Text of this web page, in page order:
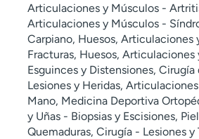
Articulaciones y Músculos -
Articulaciones y Músculos -
Carpiano, Huesos, Articulaciones
Fracturas, Huesos, Articulaciones
Esguinces y Distensiones, Cirugía
Lesiones y Heridas,
Mano, Medicina Deportiva
y Uñas - Biopsias y Escisiones,
Quemaduras, Cirugía - Lesiones y